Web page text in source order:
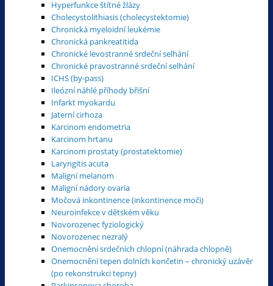
Hyperfunkce štítné žlázy
Cholecystolithiasis (cholecystektomie)
Chronická myeloidní leukémie
Chronická pankreatitida
Chronické levostranné srdeční selhání
Chronické pravostranné srdeční selhání
ICHS (by-pass)
Ileózní náhlé příhody břišní
Infarkt myokardu
Jaterní cirhoza
Karcinom endometria
Karcinom hrtanu
Karcinom prostaty (prostatektomie)
Laryngitis acuta
Maligní melanom
Maligní nádory ovaria
Močová inkontinence (inkontinence moči)
Neuroinfekce v dětském věku
Novorozenec fyziologický
Novorozenec nezralý
Onemocnění srdečních chlopní (náhrada chlopně)
Onemocnění tepen dolních končetin – chronický uzávěr
(po rekonstrukci tepny)